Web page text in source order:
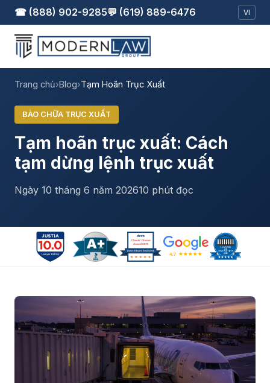
☎ (888) 902-9285💬 (619) 889-6476 VI
Trang chủ›Blog›Tạm Hoãn Trục Xuất
BÀO CHỮA TRỤC XUẤT
Tạm hoãn trục xuất: Cách
tạm dừng lệnh trục xuất
Ngày 10 tháng 6 năm 202610 phút đọc